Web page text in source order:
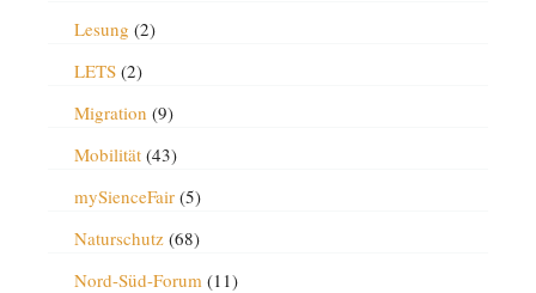
Lesung (2)
LETS(2)
Migration (9)
Mobilität(43)
mySienceFair(5)
Naturschutz(68)
Nord-Süd-Forum (11)